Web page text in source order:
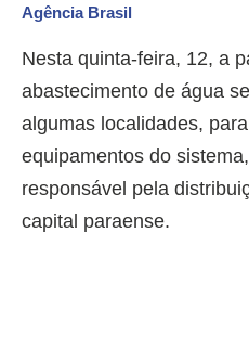
Agência Brasil
Nesta quinta-feira, 12, a
abastecimento de água
algumas localidades,
equipamentos do
responsável pela
capital paraense.